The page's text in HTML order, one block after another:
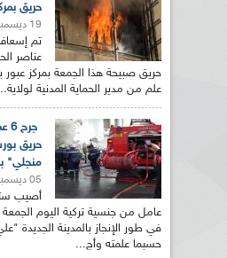
حريق
19 ديسمبر 2014
تم
عناصر
حريق صبيحة هذا الجمعة بمركز عبور
علم من مدير الحماية المدنية
حريق
منجلي"
05 ديسمبر 2014
عامل من جنسية تركية اليوم
في طور الإنجاز بالمدينة الجديدة
حسبما علمته وأج...